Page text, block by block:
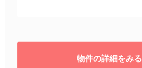
物件の詳細をみる